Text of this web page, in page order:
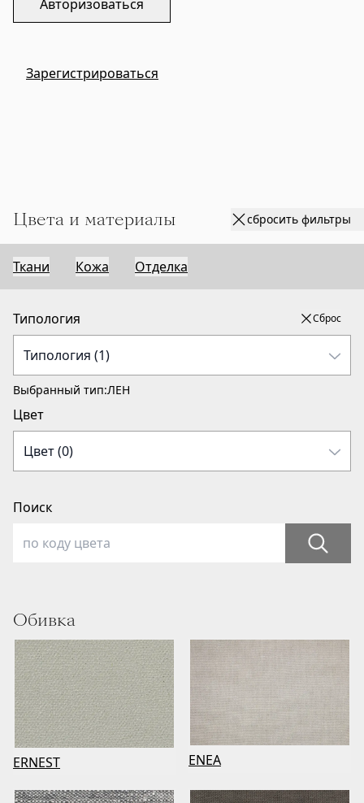
Авторизоваться
Зарегистрироваться
Цвета и материалы сбросить фильтры
Ткани Кожа Отделка
Типология Сброс
Выбранный тип:ЛЕН
Цвет
Поиск
Обивка
ERNEST ENEA